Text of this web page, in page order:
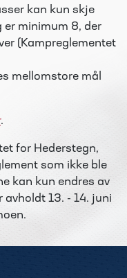
kan kun skje
er minimum 8, der
(Kampreglementet
mellomstore mål
.
for Hederstegn,
som ikke ble
kan kun endres av
13. - 14. juni